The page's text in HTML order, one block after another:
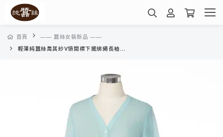
首頁
—— 蠶絲女裝新品 ——
輕薄純蠶絲喬其紗V領開襟下擺綁繩長袖外套-WWK214013O(綠玉)